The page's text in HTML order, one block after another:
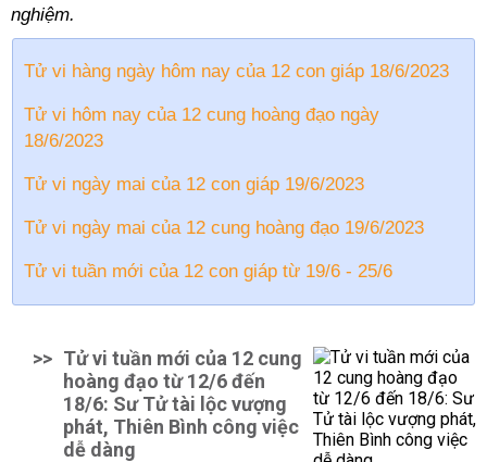
nghiệm.
Tử vi hàng ngày hôm nay của 12 con giáp 18/6/2023
Tử vi hôm nay của 12 cung hoàng đạo ngày
18/6/2023
Tử vi ngày mai của 12 con giáp 19/6/2023
Tử vi ngày mai của 12 cung hoàng đạo 19/6/2023
Tử vi tuần mới của 12 con giáp từ 19/6 - 25/6
>> Tử vi tuần mới của 12 cung
hoàng đạo từ 12/6 đến
18/6: Sư Tử tài lộc vượng
phát, Thiên Bình công việc
dễ dàng